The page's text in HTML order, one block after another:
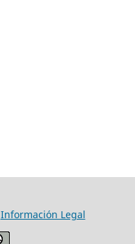
Información Legal